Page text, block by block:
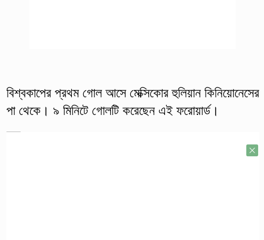
বিশ্বকাপের প্রথম গোল আসে মেক্সিকোর হুলিয়ান কিনিয়োনেসের
পা থেকে। ৯ মিনিটে গোলটি করেছেন এই ফরোয়ার্ড।